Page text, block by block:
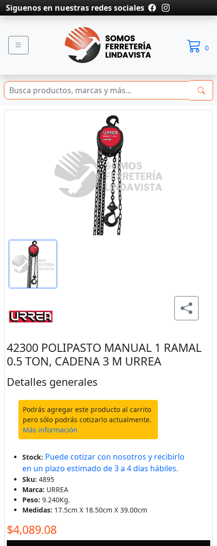
Siguenos en nuestras redes sociales
0
42300 POLIPASTO MANUAL 1 RAMAL
0.5 TON, CADENA 3 M URREA
Detalles generales
Podrás agregar este producto al carrito
pero sólo podrás cotizarlo actualmente.
Más información
Stock: Puede cotizar con nosotros y recibirlo
en un plazo estimado de 3 a 4 días hábiles.
Sku: 4895
Marca: URREA
Peso: 9.240Kg.
Medidas: 17.5cm X 18.50cm X 39.00cm
$4,089.08